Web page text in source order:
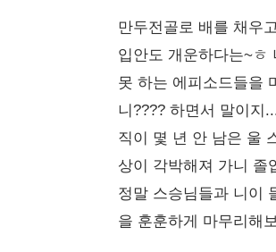
만두전골로 배를 채우
입안도 개운하다는~ㅎ
못 하는 에피소드들을
니???? 하면서 말이지
직이 몇 년 안 남은 울
상이 각박해져 가니 졸
정말 스승님들과 니이
을 훈훈하게 마무리해